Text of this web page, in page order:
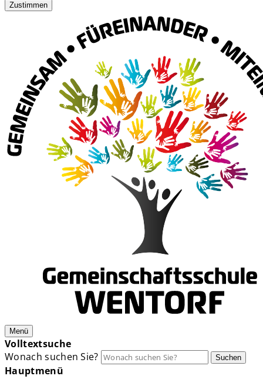
Zustimmen
Menü
Volltextsuche
Wonach suchen Sie?
Suchen
Hauptmenü